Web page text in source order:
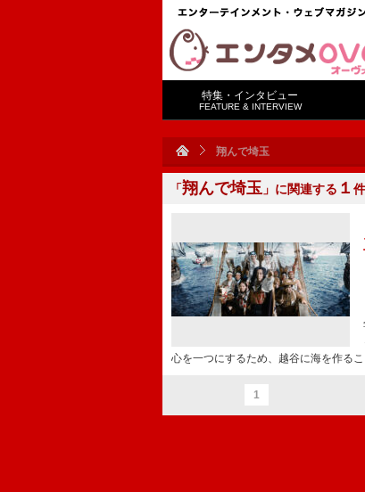
特集・インタビュー
FEATURE & INTERVIEW
翔んで埼玉
「翔んで埼玉 」に関連する １
心を一つにするため、越谷に海を作るこ
1